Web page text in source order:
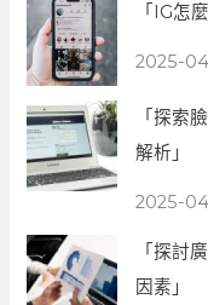
「IG怎
2025-
「探索
解析」
2025-
「探討
因素」